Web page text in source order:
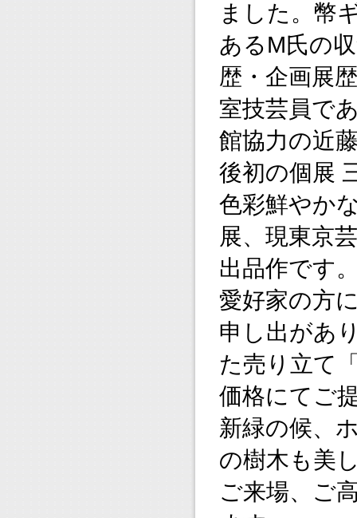
ました。幣
あるM氏の
歴・企画展
室技芸員で
館協力の近
後初の個展
色彩鮮やか
展、現東京
出品作です
愛好家の方
申し出があ
た売り立て
価格にてご
新緑の候、
の樹木も美
ご来場、ご